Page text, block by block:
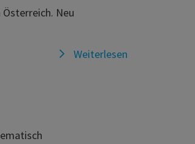
Neu
Weiterlesen